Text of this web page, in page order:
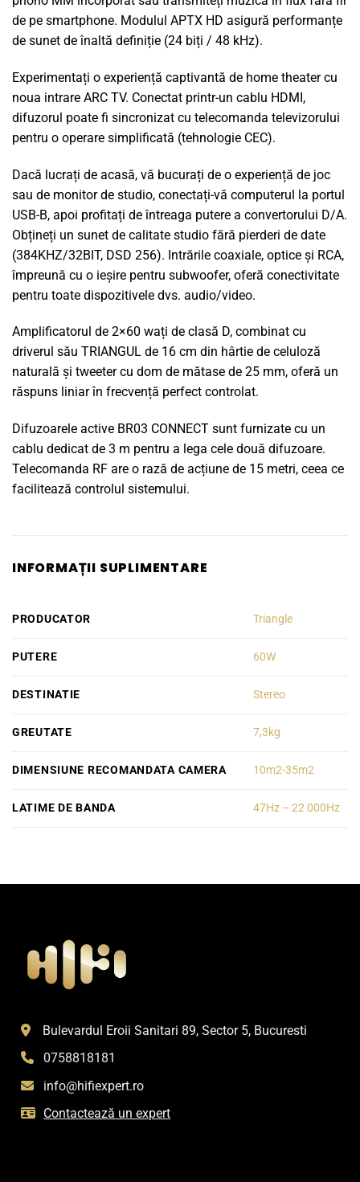
de pe smartphone. Modulul APTX HD asigură performanțe
de sunet de înaltă definiție (24 biți / 48 kHz).
Experimentați o experiență captivantă de home theater cu
noua intrare ARC TV. Conectat printr-un cablu HDMI,
difuzorul poate fi sincronizat cu telecomanda televizorului
pentru o operare simplificată (tehnologie CEC).
Dacă lucrați de acasă, vă bucurați de o experiență de joc
sau de monitor de studio, conectați-vă computerul la portul
USB-B, apoi profitați de întreaga putere a convertorului D/A.
Obțineți un sunet de calitate studio fără pierderi de date
(384KHZ/32BIT, DSD 256). Intrările coaxiale, optice și RCA,
împreună cu o ieșire pentru subwoofer, oferă conectivitate
pentru toate dispozitivele dvs. audio/video.
Amplificatorul de 2×60 wați de clasă D, combinat cu
driverul său TRIANGUL de 16 cm din hârtie de celuloză
naturală și tweeter cu dom de mătase de 25 mm, oferă un
răspuns liniar în frecvență perfect controlat.
Difuzoarele active BR03 CONNECT sunt furnizate cu un
cablu dedicat de 3 m pentru a lega cele două difuzoare.
Telecomanda RF are o rază de acțiune de 15 metri, ceea ce
facilitează controlul sistemului.
INFORMAȚII SUPLIMENTARE
PRODUCATOR Triangle
PUTERE 60W
DESTINATIE Stereo
GREUTATE 7,3kg
DIMENSIUNE RECOMANDATA CAMERA 10m2-35m2
LATIME DE BANDA 47Hz – 22 000Hz
Bulevardul Eroii Sanitari 89, Sector 5, Bucuresti
0758818181
info@hifiexpert.ro
Contactează un expert